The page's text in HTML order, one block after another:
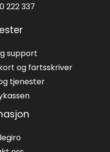
222 337
support
og fartsskriver
tjenester